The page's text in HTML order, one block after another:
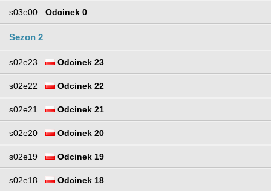
s03e00 Odcinek 0
Sezon 2
s02e23 Odcinek 23
s02e22 Odcinek 22
s02e21 Odcinek 21
s02e20 Odcinek 20
s02e19 Odcinek 19
s02e18 Odcinek 18